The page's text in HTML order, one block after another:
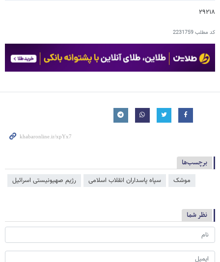
۲۹۲۱۸
کد مطلب2231759
برچسب‌ها
موشک سپاه پاسداران انقلاب اسلامی رژیم صهیونیستی اسرائیل
نظر شما